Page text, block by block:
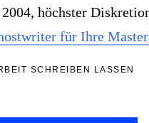
höchster
für Ihre
SCHREIBEN LASSEN